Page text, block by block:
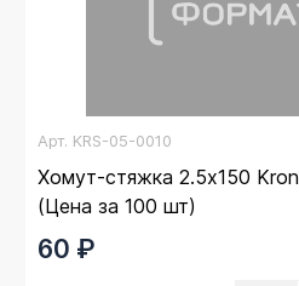
Арт. KRS-05-0010
Хомут-стяжка 2.5х150
(Цена за 100 шт)
60 ₽